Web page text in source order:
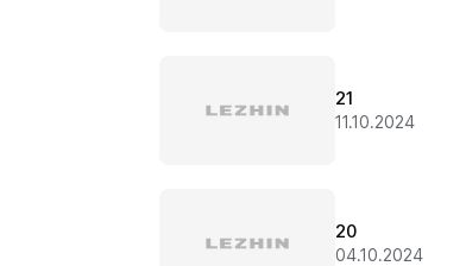
21
11.10.2024
20
04.10.2024